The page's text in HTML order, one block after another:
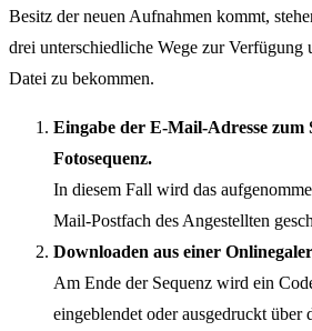
Besitz der neuen Aufnahmen kommt,
drei unterschiedliche Wege zur Verfügung
Datei zu bekommen.
Eingabe der E-Mail-Adresse zum
Fotosequenz.
In diesem Fall wird das
Mail-Postfach des Angestellten
Downloaden aus einer
Am Ende der Sequenz wird ein
eingeblendet oder ausgedruckt über